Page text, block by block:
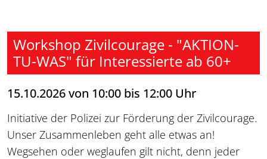
Workshop Zivilcourage - "AKTION-
TU-WAS" für Interessierte ab 60+
15.10.2026 von 10:00 bis 12:00 Uhr
Initiative der Polizei zur Förderung der Zivilcourage.
Unser Zusammenleben geht alle etwas an!
Wegsehen oder weglaufen gilt nicht, denn jeder